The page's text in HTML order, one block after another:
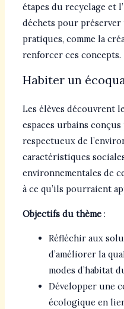
étapes du recyclage et
déchets pour préserver
pratiques, comme la
renforcer ces concepts.
Habiter un
Les élèves découvrent
espaces urbains
respectueux de
caractéristiques
environnementales de
à ce qu’ils pourraient
Objectifs du thème:
Réfléchir aux
d’améliorer la
modes d’habitat
Développer une
écologique en